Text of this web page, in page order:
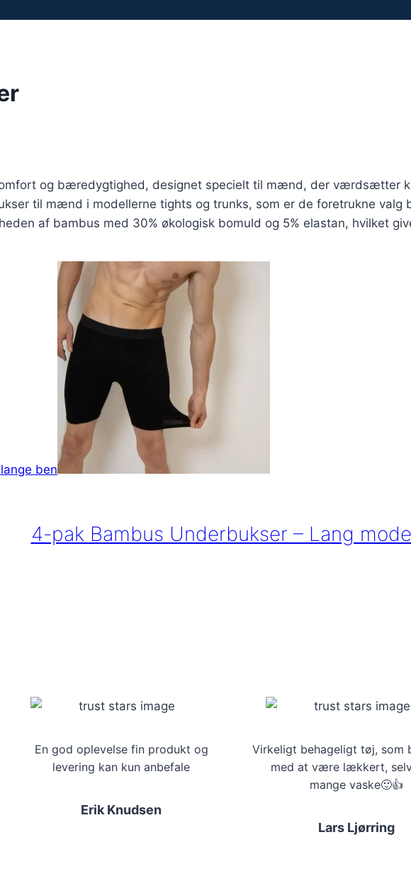
og bæredygtighed, designet specielt til mænd, der værdsætter
til mænd i modellerne tights og trunks, som er de foretrukne
af bambus med 30% økologisk bomuld og 5% elastan, hvilket
4-pak Bambus Underbukser – Lang
En god oplevelse fin produkt og
levering kan kun anbefale
Erik Knudsen
Virkeligt behageligt tøj, som
med at være lækkert,
mange vaske🙂👍
Lars Ljørring